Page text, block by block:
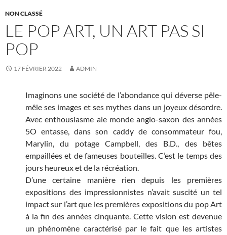
NON CLASSÉ
LE POP ART, UN ART PAS SI
POP
17 FÉVRIER 2022 ADMIN
Imaginons une société de l’abondance qui déverse pêle-
mêle ses images et ses mythes dans un joyeux désordre.
Avec enthousiasme ale monde anglo-saxon des années
5O entasse, dans son caddy de consommateur fou,
Marylin, du potage Campbell, des B.D., des bêtes
empaillées et de fameuses bouteilles. C’est le temps des
jours heureux et de la récréation.
D’une certaine manière rien depuis les premières
expositions des impressionnistes n’avait suscité un tel
impact sur l’art que les premières expositions du pop Art
à la fin des années cinquante. Cette vision est devenue
un phénomène caractérisé par le fait que les artistes